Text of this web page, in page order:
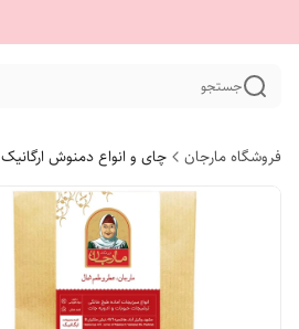
جستجو
فروشگاه مارجان چای و انواع دمنوش ارگانیک